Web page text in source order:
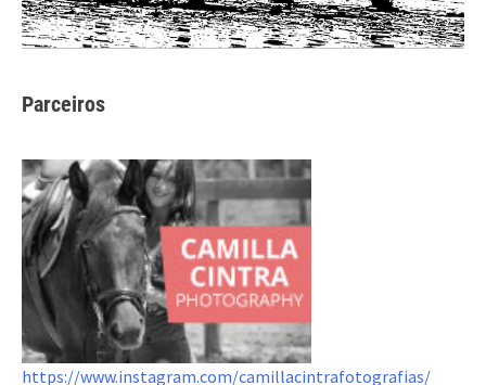
Parceiros
https://www.instagram.com/camillacintrafotografias/